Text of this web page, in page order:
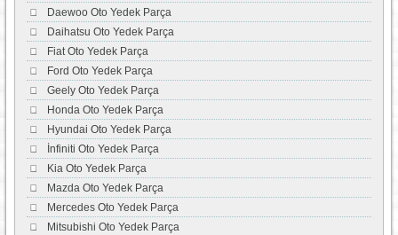
Daewoo Oto Yedek Parça
Daihatsu Oto Yedek Parça
Fiat Oto Yedek Parça
Ford Oto Yedek Parça
Geely Oto Yedek Parça
Honda Oto Yedek Parça
Hyundai Oto Yedek Parça
İnfiniti Oto Yedek Parça
Kia Oto Yedek Parça
Mazda Oto Yedek Parça
Mercedes Oto Yedek Parça
Mitsubishi Oto Yedek Parça